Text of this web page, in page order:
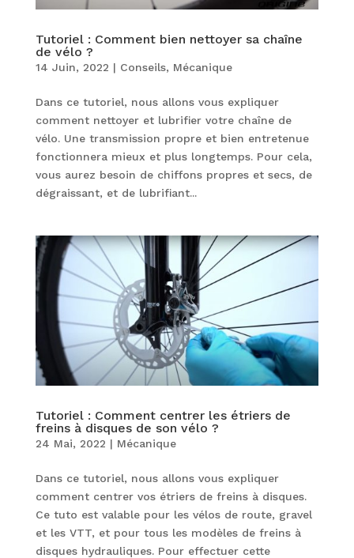
Tutoriel : Comment bien nettoyer sa chaîne
de vélo ?
14 Juin, 2022 | Conseils, Mécanique
Dans ce tutoriel, nous allons vous expliquer
comment nettoyer et lubrifier votre chaîne de
vélo. Une transmission propre et bien entretenue
fonctionnera mieux et plus longtemps. Pour cela,
vous aurez besoin de chiffons propres et secs, de
dégraissant, et de lubrifiant...
Tutoriel : Comment centrer les étriers de
freins à disques de son vélo ?
24 Mai, 2022 | Mécanique
Dans ce tutoriel, nous allons vous expliquer
comment centrer vos étriers de freins à disques.
Ce tuto est valable pour les vélos de route, gravel
et les VTT, et pour tous les modèles de freins à
disques hydrauliques. Pour effectuer cette